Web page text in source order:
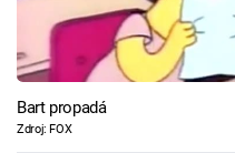
Bart propadá
Zdroj: FOX